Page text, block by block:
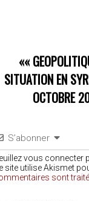
««
SITUATION EN
OCTOBRE
S’abonner
vous connecter
site utilise Akismet
sont